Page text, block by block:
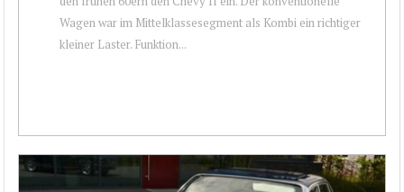
Wagen war im Mittelklassesegment als Kombi ein richtiger
kleiner Laster. Funktion...